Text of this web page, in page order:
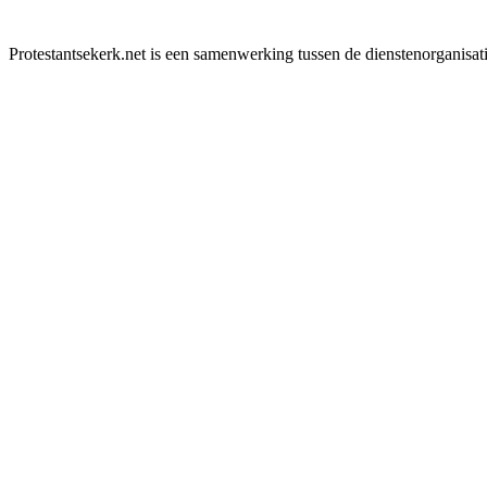
Protestantsekerk.net is een samenwerking tussen de